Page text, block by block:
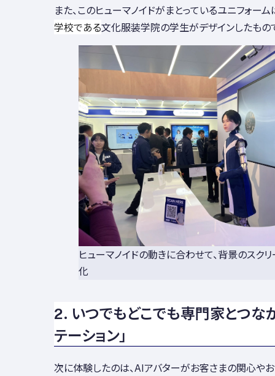
また、このヒューマノイドがまとっているユニフォーム
学校である文化服装学院の学生がデザインしたもの
ヒューマノイドの動きに合わせて、背景のスク
化
2. いつでもどこでも専門家とつな
テーション」
次に体験したのは、AIアバターがお客さまの関心や